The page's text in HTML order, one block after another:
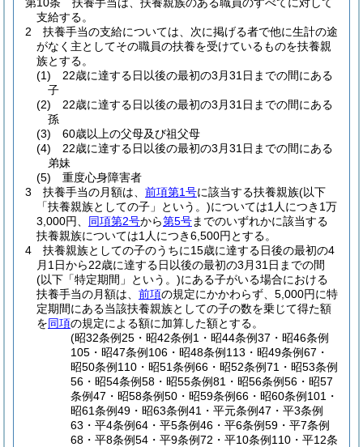
支給する。
2
扶養手当の支給については、次に掲げる者で他に生計の途
がなく主としてその職員の扶養を受けているものを扶養親
族とする。
(1)
22歳に達する日以後の最初の3月31日までの間にある
子
(2)
22歳に達する日以後の最初の3月31日までの間にある
孫
(3)
60歳以上の父母及び祖父母
(4)
22歳に達する日以後の最初の3月31日までの間にある
弟妹
(5)
重度心身障害者
3
扶養手当の月額は、 前項第1号に該当する扶養親族(以下
「扶養親族としての子」という。)については1人につき1万
3,000円、 同項第2号から第5号までのいずれかに該当する
扶養親族については1人につき6,500円とする。
4
扶養親族としての子のうちに15歳に達する日後の最初の4
月1日から22歳に達する日以後の最初の3月31日までの間
(以下「特定期間」という。)にある子がいる場合における
扶養手当の月額は、 前項の規定にかかわらず、5,000円に特
定期間にある当該扶養親族としての子の数を乗じて得た額
を同項の規定による額に加算した額とする。
(昭32条例25・昭42条例1・昭44条例37・昭46条例
105・昭47条例106・昭48条例113・昭49条例67・
昭50条例110・昭51条例66・昭52条例71・昭53条例
56・昭54条例58・昭55条例81・昭56条例56・昭57
条例47・昭58条例50・昭59条例66・昭60条例101・
昭61条例49・昭63条例41・平元条例47・平3条例
63・平4条例64・平5条例46・平6条例59・平7条例
68・平8条例54・平9条例72・平10条例110・平12条